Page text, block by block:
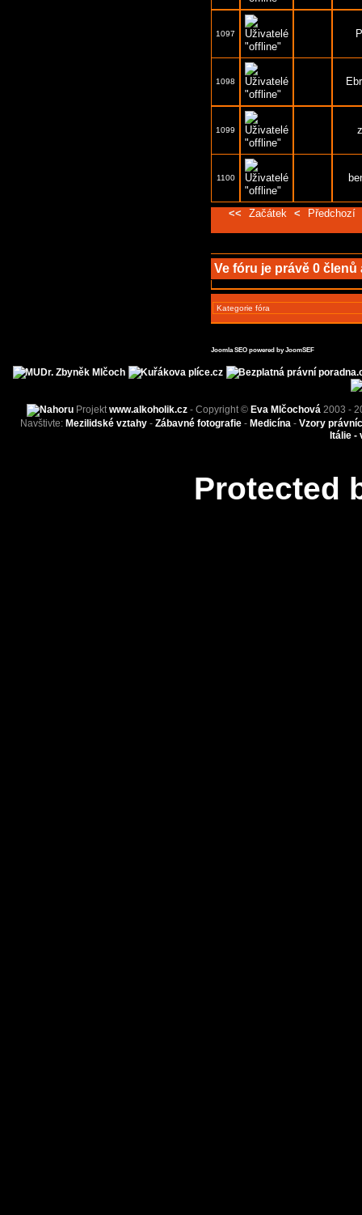
1097
1098
1099
1100
<< Začátek < Předchozí
Ve fóru je právě0 členů
Joomla SEO powered by JoomSEF
Projektwww.alkoholik.cz - Copyright © Eva Mlčochová 2003 -
Navštivte: Mezilidské vztahy - Zábavné fotografie - Medicína - Vzory
Itálie -
Protected